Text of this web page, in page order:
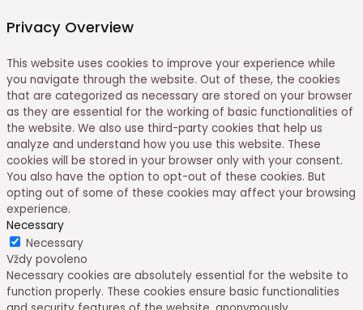
Privacy Overview
This website uses cookies to improve your experience while
you navigate through the website. Out of these, the cookies
that are categorized as necessary are stored on your browser
as they are essential for the working of basic functionalities of
the website. We also use third-party cookies that help us
analyze and understand how you use this website. These
cookies will be stored in your browser only with your consent.
You also have the option to opt-out of these cookies. But
opting out of some of these cookies may affect your browsing
experience.
Necessary
Necessary
Vždy povoleno
Necessary cookies are absolutely essential for the website to
function properly. These cookies ensure basic functionalities